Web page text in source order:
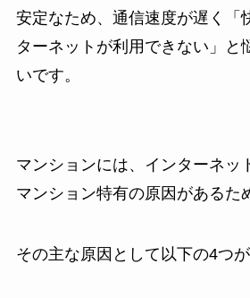
安定なため、通信速度が遅く「
ターネットが利用できない」と
いです。
マンションには、インターネッ
マンション特有の原因があるた
その主な原因として以下の4つが